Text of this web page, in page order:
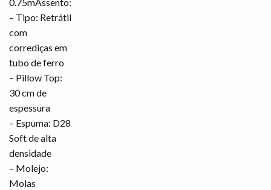
– Tipo: Retrátil
com
corrediças em
tubo de ferro
– Pillow Top:
30 cm de
espessura
– Espuma: D28
Soft de alta
densidade
– Molejo:
Molas